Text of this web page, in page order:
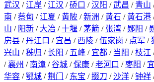
武汉 / 江岸 / 江汉 /硚口 /汉阳 /武昌 / 青山
南 /蔡甸 / 江夏 /黄陂 /新洲 /黄石 /黄石港
山 / 阳新 / 大冶 /十堰 /茅箭 / 张湾 / 郧阳 /
房县 /丹江口 / 宜昌 / 西陵 /伍家岗 / 点军 /
兴山 /秭归 /长阳 / 五峰 / 宜都 / 当阳 /枝江
/襄州 / 南漳 /谷城 /保康 /老河口 /枣阳 /
华容 /鄂城 /荆门 / 东宝 /掇刀 /沙洋 /钟祥